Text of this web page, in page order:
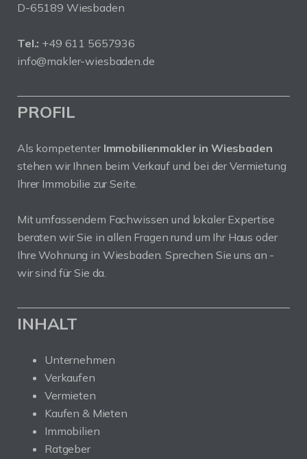
D-65189 Wiesbaden
Tel.: +49 611 5657936
info@makler-wiesbaden.de
PROFIL
Als kompetenter Immobilienmakler in Wiesbaden
stehen wir Ihnen beim Verkauf und bei der Vermietung
Ihrer Immobilie zur Seite.
Mit umfassendem Fachwissen und lokaler Expertise
beraten wir Sie in allen Fragen rund um Ihr Haus oder
Ihre Wohnung in Wiesbaden. Sprechen Sie uns an -
wir sind für Sie da.
INHALT
Unternehmen
Verkaufen
Vermieten
Kaufen & Mieten
Immobilien
Ratgeber